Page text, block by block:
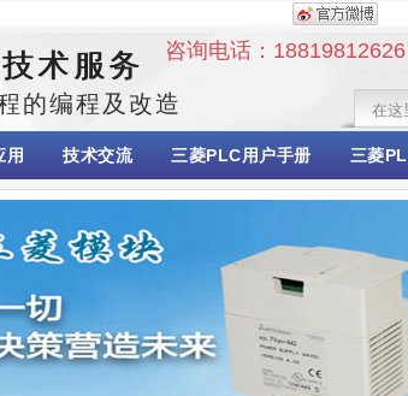
术服务
的编程及改造
咨询电话：
用 技术交流 三菱PLC用户手册 三菱